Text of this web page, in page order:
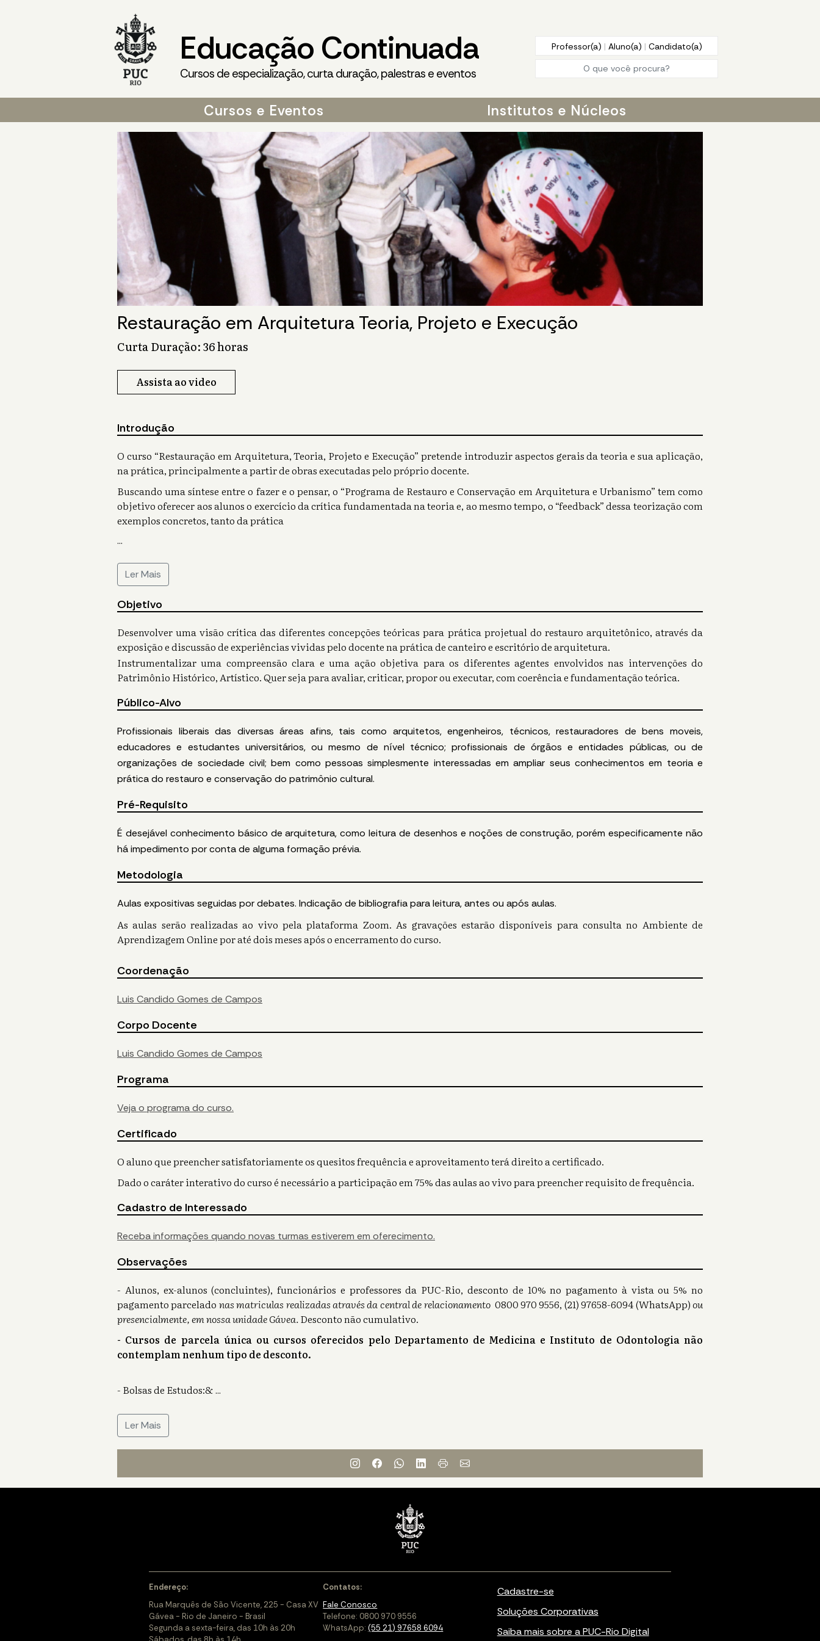
Educação Continuada
Cursos de especialização, curta duração, palestras e eventos
Professor(a) | Aluno(a) | Candidato(a)
Cursos e Eventos Institutos e Núcleos
Restauração em Arquitetura Teoria, Projeto e Execução
Curta Duração: 36 horas
Assista ao video
Introdução
O curso “Restauração em Arquitetura, Teoria, Projeto e Execução” pretende introduzir aspectos gerais da teoria e sua aplicação,
na prática, principalmente a partir de obras executadas pelo próprio docente.
Buscando uma síntese entre o fazer e o pensar, o “Programa de Restauro e Conservação em Arquitetura e Urbanismo” tem como
objetivo oferecer aos alunos o exercício da crítica fundamentada na teoria e, ao mesmo tempo, o “feedback” dessa teorização com
exemplos concretos, tanto da prática
...
Ler Mais
Objetivo
Desenvolver uma visão crítica das diferentes concepções teóricas para prática projetual do restauro arquitetônico, através da
exposição e discussão de experiências vividas pelo docente na prática de canteiro e escritório de arquitetura.
Instrumentalizar uma compreensão clara e uma ação objetiva para os diferentes agentes envolvidos nas intervenções do
Patrimônio Histórico, Artístico. Quer seja para avaliar, criticar, propor ou executar, com coerência e fundamentação teórica.
Público-Alvo
Profissionais liberais das diversas áreas afins, tais como arquitetos, engenheiros, técnicos, restauradores de bens moveis,
educadores e estudantes universitários, ou mesmo de nível técnico; profissionais de órgãos e entidades públicas, ou de
organizações de sociedade civil; bem como pessoas simplesmente interessadas em ampliar seus conhecimentos em teoria e
prática do restauro e conservação do patrimônio cultural.
Pré-Requisito
É desejável conhecimento básico de arquitetura, como leitura de desenhos e noções de construção, porém especificamente não
há impedimento por conta de alguma formação prévia.
Metodologia
Aulas expositivas seguidas por debates. Indicação de bibliografia para leitura, antes ou após aulas.
As aulas serão realizadas ao vivo pela plataforma Zoom. As gravações estarão disponíveis para consulta no Ambiente de
Aprendizagem Online por até dois meses após o encerramento do curso.
Coordenação
Luis Candido Gomes de Campos
Corpo Docente
Luis Candido Gomes de Campos
Programa
Veja o programa do curso.
Certificado
O aluno que preencher satisfatoriamente os quesitos frequência e aproveitamento terá direito a certificado.
Dado o caráter interativo do curso é necessário a participação em 75% das aulas ao vivo para preencher requisito de frequência.
Cadastro de Interessado
Receba informações quando novas turmas estiverem em oferecimento.
Observações
- Alunos, ex-alunos (concluintes), funcionários e professores da PUC-Rio, desconto de 10% no pagamento à vista ou 5% no
pagamento parcelado nas matriculas realizadas através da central de relacionamento0800 970 9556, (21) 97658-6094 (WhatsApp)ou
presencialmente, em nossa unidade Gávea.Desconto não cumulativo.
- Cursos de parcela única ou cursos oferecidos pelo Departamento de Medicina e Instituto de Odontologia não
contemplam nenhum tipo de desconto.
- Bolsas de Estudos:&...
Ler Mais
Endereço:
Rua Marquês de São Vicente, 225 - Casa XV
Gávea - Rio de Janeiro - Brasil
Segunda a sexta-feira, das 10h às 20h
Contatos:
Fale Conosco
Telefone: 0800 970 9556
WhatsApp:(55 21) 97658 6094
Cadastre-se
Soluções Corporativas
Saiba mais sobre a PUC-Rio Digital